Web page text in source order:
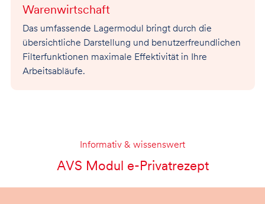
Warenwirtschaft
Das umfassende Lagermodul bringt durch die
übersichtliche Darstellung und benutzerfreundlichen
Filterfunktionen maximale Effektivität in Ihre
Arbeitsabläufe.
AVS Modul e-Privatrezept
Informativ & wissenswert